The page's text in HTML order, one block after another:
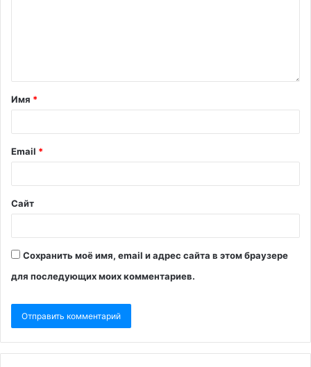
Имя *
Email *
Сайт
Сохранить моё имя, email и адрес сайта в этом браузере
для последующих моих комментариев.